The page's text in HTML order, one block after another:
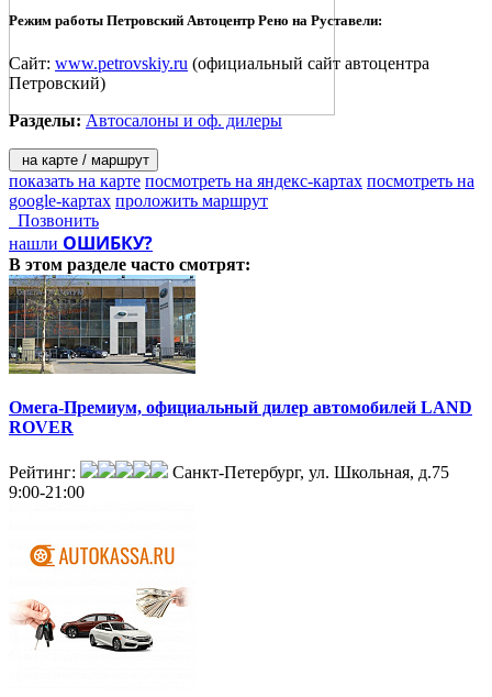
Режим работы Петровский Автоцентр Рено на Руставели:
Сайт: www.petrovskiy.ru (официальный сайт автоцентра
Петровский)
Разделы: Автосалоны и оф. дилеры
на карте / маршрут
показать на карте посмотреть на яндекс-картах посмотреть на
google-картах проложить маршрут
Позвонить
нашли ОШИБКУ?
В этом разделе часто смотрят:
Омега-Премиум, официальный дилер автомобилей LAND
ROVER
Рейтинг:
Санкт-Петербург, ул. Школьная, д.75
9:00-21:00